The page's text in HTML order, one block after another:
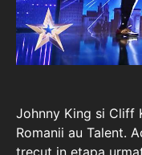
Johnny King si Cliff
Romanii au Talent.
trecut in etapa